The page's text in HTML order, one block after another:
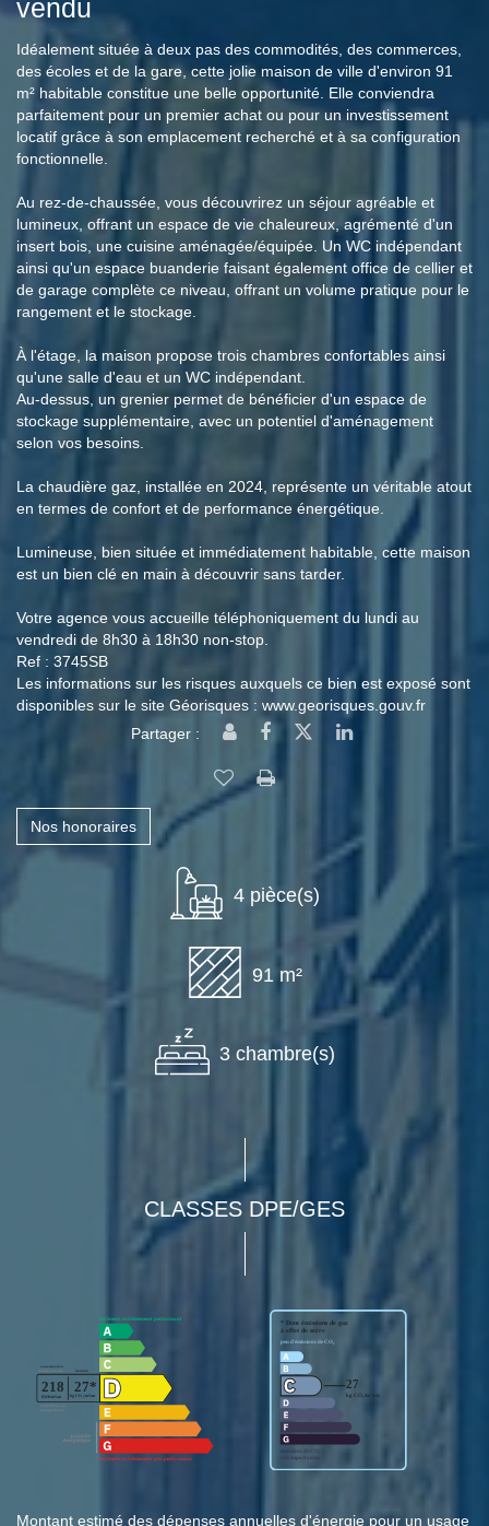
vendu
Idéalement située à deux pas des commodités, des commerces,
des écoles et de la gare, cette jolie maison de ville d'environ 91
m² habitable constitue une belle opportunité. Elle conviendra
parfaitement pour un premier achat ou pour un investissement
locatif grâce à son emplacement recherché et à sa configuration
fonctionnelle.
Au rez-de-chaussée, vous découvrirez un séjour agréable et
lumineux, offrant un espace de vie chaleureux, agrémenté d'un
insert bois, une cuisine aménagée/équipée. Un WC indépendant
ainsi qu'un espace buanderie faisant également office de cellier et
de garage complète ce niveau, offrant un volume pratique pour le
rangement et le stockage.
À l'étage, la maison propose trois chambres confortables ainsi
qu'une salle d'eau et un WC indépendant.
Au-dessus, un grenier permet de bénéficier d'un espace de
stockage supplémentaire, avec un potentiel d'aménagement
selon vos besoins.
La chaudière gaz, installée en 2024, représente un véritable atout
en termes de confort et de performance énergétique.
Lumineuse, bien située et immédiatement habitable, cette maison
est un bien clé en main à découvrir sans tarder.
Votre agence vous accueille téléphoniquement du lundi au
vendredi de 8h30 à 18h30 non-stop.
Ref : 3745SB
Les informations sur les risques auxquels ce bien est exposé sont
disponibles sur le site Géorisques : www.georisques.gouv.fr
Partager :
Nos honoraires
4 pièce(s)
91 m²
3 chambre(s)
CLASSES DPE/GES
Montant estimé des dépenses annuelles d'énergie pour un usage